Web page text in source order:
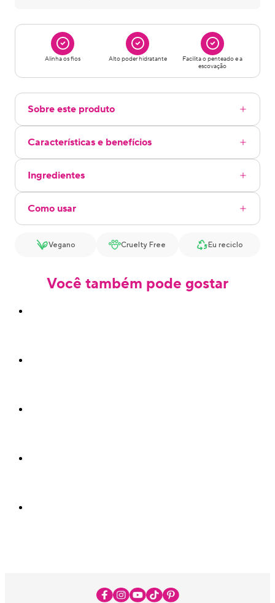
Alinha os fios Alto poder hidratante
Facilita o penteado e a
escovação
Sobre este produto
Características e benefícios
Ingredientes
Como usar
Vegano Cruelty Free Eu reciclo
Você também pode gostar